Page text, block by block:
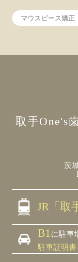
取手One's
茨
JR「取
B1に駐車
駐車証明書